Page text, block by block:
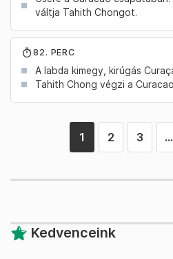
váltja Tahith Chongot.
82. PERC
A labda kimegy, kirúgás
Tahith Chong végzi a
1 2 3 ...
Kedvenceink